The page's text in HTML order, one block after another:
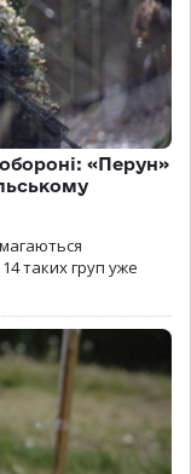
«Перун»
таких груп уже